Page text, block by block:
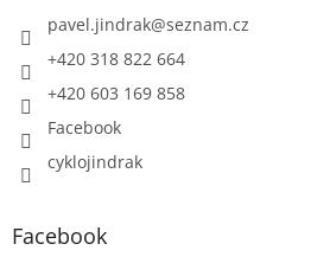
pavel.jindrak@seznam.cz
+420 318 822 664
+420 603 169 858
Facebook
cyklojindrak
Facebook